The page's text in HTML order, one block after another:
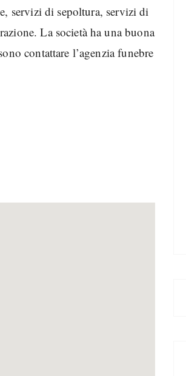
servizi di sepoltura, servizi di
La società ha una buona
contattare l’agenzia funebre